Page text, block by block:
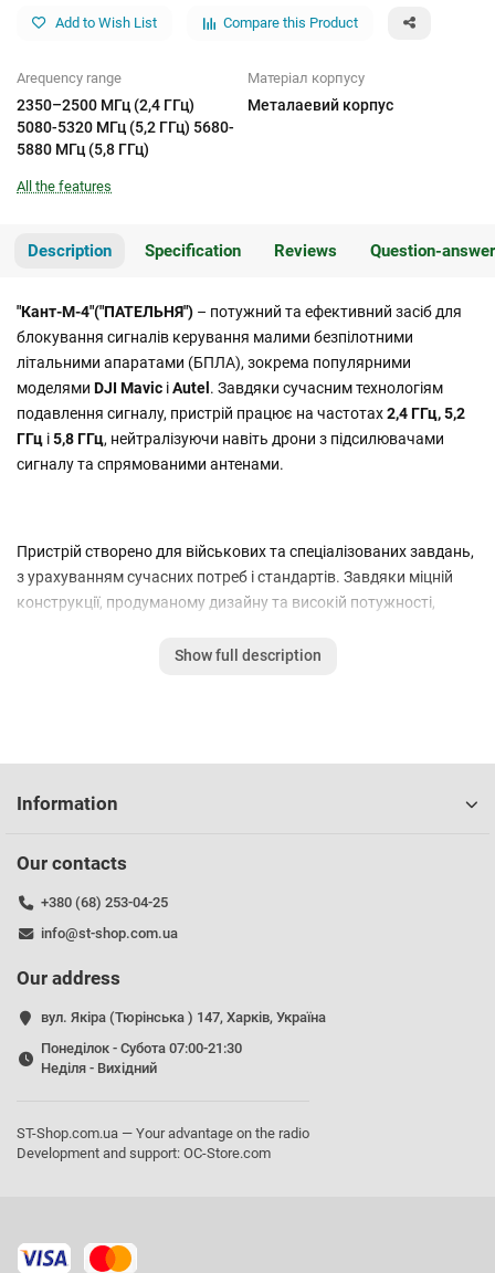
Add to Wish List Compare this Product
Аrequency range
2350–2500 МГц (2,4 ГГц)
5080-5320 МГц (5,2 ГГц) 5680-
5880 МГц (5,8 ГГц)
Матеріал корпусу
Металаевий корпус
All the features
Description Specification Reviews Question-answer
"Кант-М-4"("ПАТЕЛЬНЯ") – потужний та ефективний засіб для
блокування сигналів керування малими безпілотними
літальними апаратами (БПЛА), зокрема популярними
моделями DJI Mavic іAutel . Завдяки сучасним технологіям
подавлення сигналу, пристрій працює на частотах2,4 ГГц, 5,2
ГГц і5,8 ГГц, нейтралізуючи навіть дрони з підсилювачами
сигналу та спрямованими антенами.
Пристрій створено для військових та спеціалізованих завдань,
з урахуванням сучасних потреб і стандартів. Завдяки міцній
конструкції, продуманому дизайну та високій потужності,
навіть у складних умовах.
Переваги приладу "Кант-М-4":
моделіDJI Mavic - 4,
включно зі стандартними
Високий контроль якості.
гарантує надійність кожного елемента.
Потужність.До
Антени з посиленням.Високопродуктивні антени з
коефіцієнтом посилення14 дБі
000 мА·год
підзарядки.
Show full description
Information
Our contacts
+380 (68) 253-04-25
info@st-shop.com.ua
Our address
вул. Якіра (Тюрінська ) 147, Харків, Україна
Понеділок - Субота 07:00-21:30
Неділя - Вихідний
ST-Shop.com.ua — Your advantage on the radio
Development and support: OC-Store.com